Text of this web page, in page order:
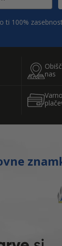
ti 100%
nas
Varno